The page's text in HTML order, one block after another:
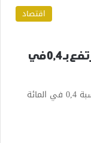
اقتصاد
سوق الصرف (20-26 مارس).. الدرهم يرتفع بـ 0,4 في
أفاد بنك المغرب أن سعر صرف الدرهم ارتفع بنسبة 0,4 في المائة